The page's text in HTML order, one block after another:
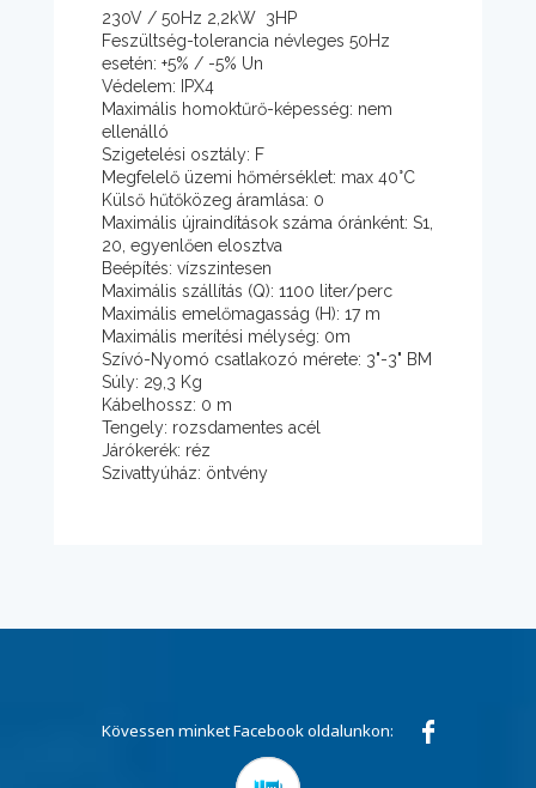
230V / 50Hz 2,2kW 3HP
Feszültség-tolerancia névleges 50Hz
esetén: +5% / -5% Un
Védelem: IPX4
Maximális homoktűrő-képesség: nem
ellenálló
Szigetelési osztály: F
Megfelelő üzemi hőmérséklet: max 40°C
Külső hűtőközeg áramlása: 0
Maximális újraindítások száma óránként: S1,
20, egyenlően elosztva
Beépítés: vízszintesen
Maximális szállítás (Q): 1100 liter/perc
Maximális emelőmagasság (H): 17 m
Maximális merítési mélység: 0m
Szívó-Nyomó csatlakozó mérete: 3"-3" BM
Súly: 29,3 Kg
Kábelhossz: 0 m
Tengely: rozsdamentes acél
Járókerék: réz
Szivattyúház: öntvény
Kövessen minket Facebook oldalunkon: